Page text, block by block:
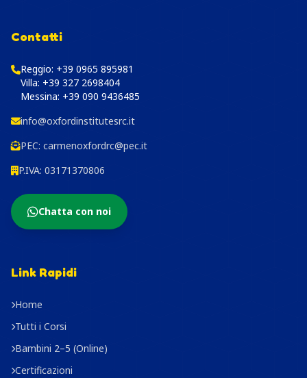
Contatti
Reggio: +39 0965 895981
Villa: +39 327 2698404
Messina: +39 090 9436485
info@oxfordinstitutesrc.it
PEC: carmenoxfordrc@pec.it
P.IVA: 03171370806
Chatta con noi
Link Rapidi
Home
Tutti i Corsi
Bambini 2–5 (Online)
Certificazioni